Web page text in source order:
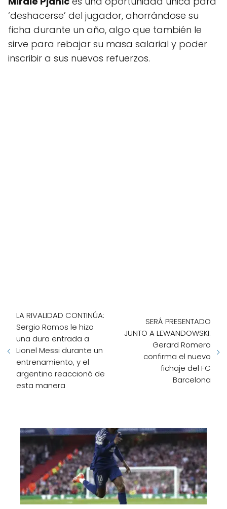
‘deshacerse’ del jugador, ahorrándose su
ficha durante un año, algo que también le
sirve para rebajar su masa salarial y poder
inscribir a sus nuevos refuerzos.
LA RIVALIDAD CONTINÚA:
Sergio Ramos le hizo
una dura entrada a
Lionel Messi durante un
entrenamiento, y el
argentino reaccionó de
esta manera
SERÁ PRESENTADO
JUNTO A LEWANDOWSKI:
Gerard Romero
confirma el nuevo
fichaje del FC
Barcelona